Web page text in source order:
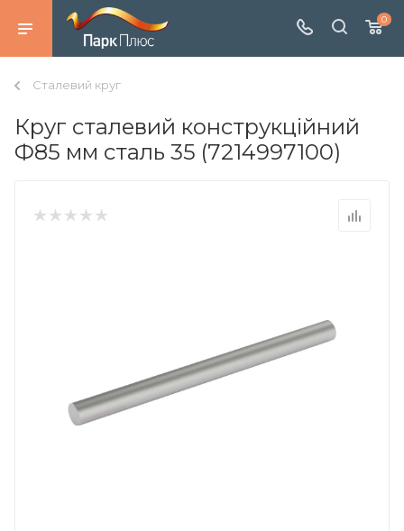
0
Сталевий круг
Круг сталевий конструкційний
Ф85 мм сталь 35 (7214997100)